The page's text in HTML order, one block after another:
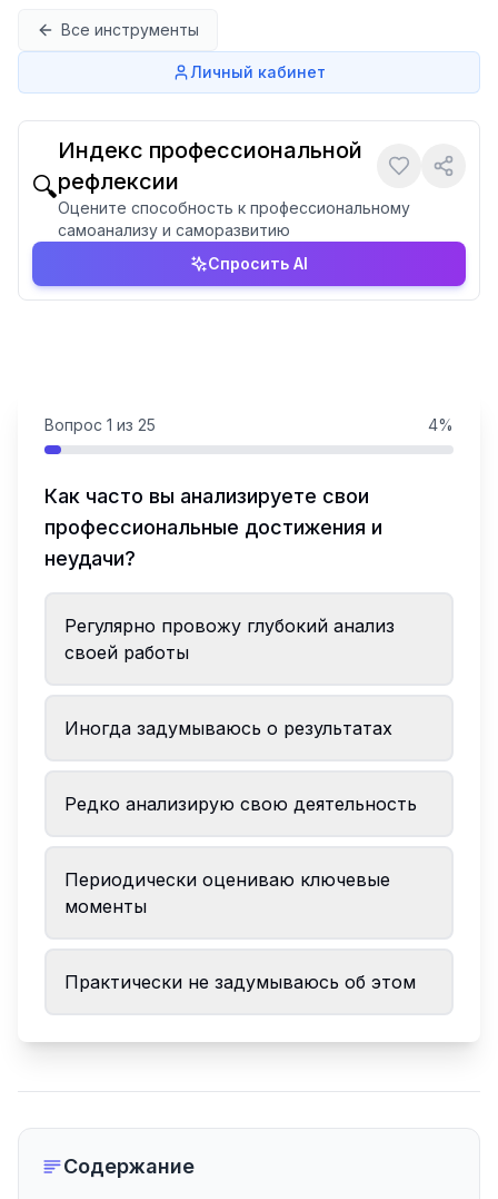
Все инструменты
Личный кабинет
🔍
Индекс профессиональной
рефлексии
Оцените способность к профессиональному
самоанализу и саморазвитию
Спросить AI
Вопрос 1 из 25 4%
Как часто вы анализируете свои
профессиональные достижения и
неудачи?
Регулярно провожу глубокий анализ
своей работы
Иногда задумываюсь о результатах
Редко анализирую свою деятельность
Периодически оцениваю ключевые
моменты
Практически не задумываюсь об этом
Содержание